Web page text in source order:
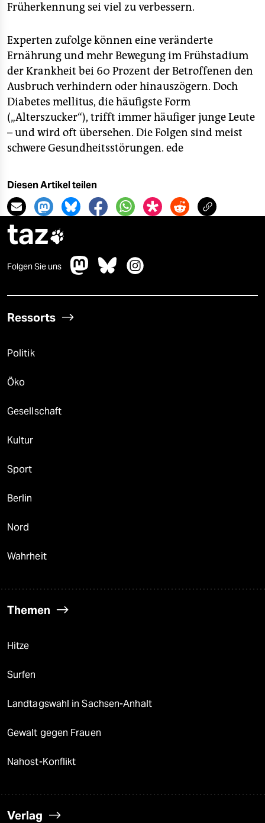
Früherkennung sei viel zu verbessern.
Experten zufolge können eine veränderte
Ernährung und mehr Bewegung im Frühstadium
der Krankheit bei 60 Prozent der Betroffenen den
Ausbruch verhindern oder hinauszögern. Doch
Diabetes mellitus, die häufigste Form
(„Alterszucker“), trifft immer häufiger junge Leute
– und wird oft übersehen. Die Folgen sind meist
schwere Gesundheitsstörungen. ede
Diesen Artikel teilen
taz
Folgen Sie uns
Ressorts
Politik
Öko
Gesellschaft
Kultur
Sport
Berlin
Nord
Wahrheit
Themen
Hitze
Surfen
Landtagswahl in Sachsen-Anhalt
Gewalt gegen Frauen
Nahost-Konflikt
Verlag